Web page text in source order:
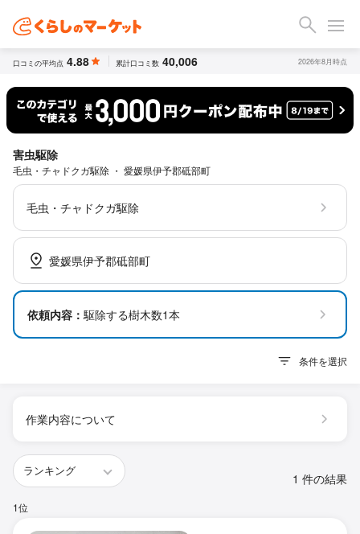
口コミの平均点 4.88 累計口コミ数 40,006 2026年8月時点
害虫駆除
毛虫・チャドクガ駆除 ・ 愛媛県伊予郡砥部町
毛虫・チャドクガ駆除
愛媛県伊予郡砥部町
依頼内容： 駆除する樹木数1本
条件を選択
作業内容について
1 件の結果
1位